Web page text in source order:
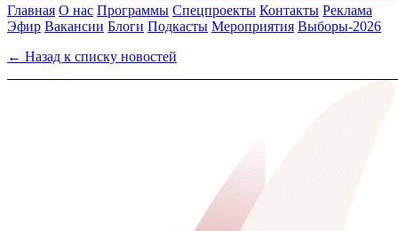
Главная О нас Программы Спецпроекты Контакты Реклама
Эфир Вакансии Блоги Подкасты Мероприятия Выборы-2026
← Назад к списку новостей